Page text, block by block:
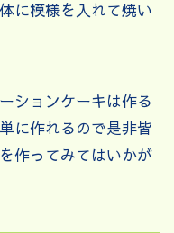
に模様を入れて焼い
ションケーキは作る
に作れるので是非皆
作ってみてはいかが